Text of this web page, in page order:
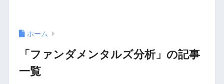
ホーム
「ファンダメンタルズ分析」の記事
一覧